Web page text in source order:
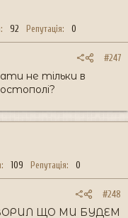
92 Репутація 0
#247
не тільки в
109 Репутація 0
#248
ЩО МИ БУДЕМ